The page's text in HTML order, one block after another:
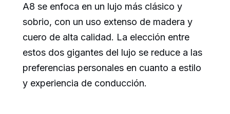
A8 se enfoca en un lujo más clásico y
sobrio, con un uso extenso de madera y
cuero de alta calidad. La elección entre
estos dos gigantes del lujo se reduce a las
preferencias personales en cuanto a estilo
y experiencia de conducción.